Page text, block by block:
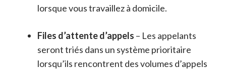
lorsque vous travaillez à domicile.
Files d’attente d’appels – Les appelants
seront triés dans un système prioritaire
lorsqu’ils rencontrent des volumes d’appels